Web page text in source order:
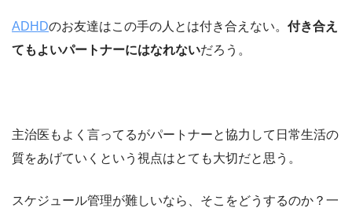
ADHDのお友達はこの手の人とは付き合えない。 付き合え
てもよいパートナーにはなれないだろう。
主治医もよく言ってるがパートナーと協力して日常生活の
質をあげていくという視点はとても大切だと思う。
スケジュール管理が難しいなら、そこをどうするのか？一